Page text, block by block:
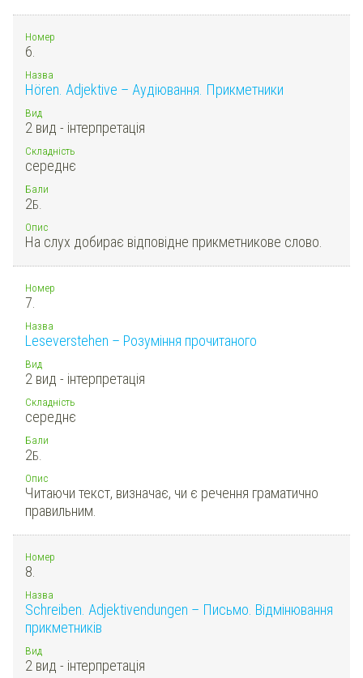
Номер
6.
Назва
Hören. Adjektive – Аудіювання. Прикметники
Вид
2 вид - інтерпретація
Складність
середнє
Бали
2Б.
Опис
На слух добирає відповідне прикметникове слово.
Номер
7.
Назва
Leseverstehen – Розуміння прочитаного
Вид
2 вид - інтерпретація
Складність
середнє
Бали
2Б.
Опис
Читаючи текст, визначає, чи є речення граматично
правильним.
Номер
8.
Назва
Schreiben. Adjektivendungen – Письмо. Відмінювання
прикметників
Вид
2 вид - інтерпретація